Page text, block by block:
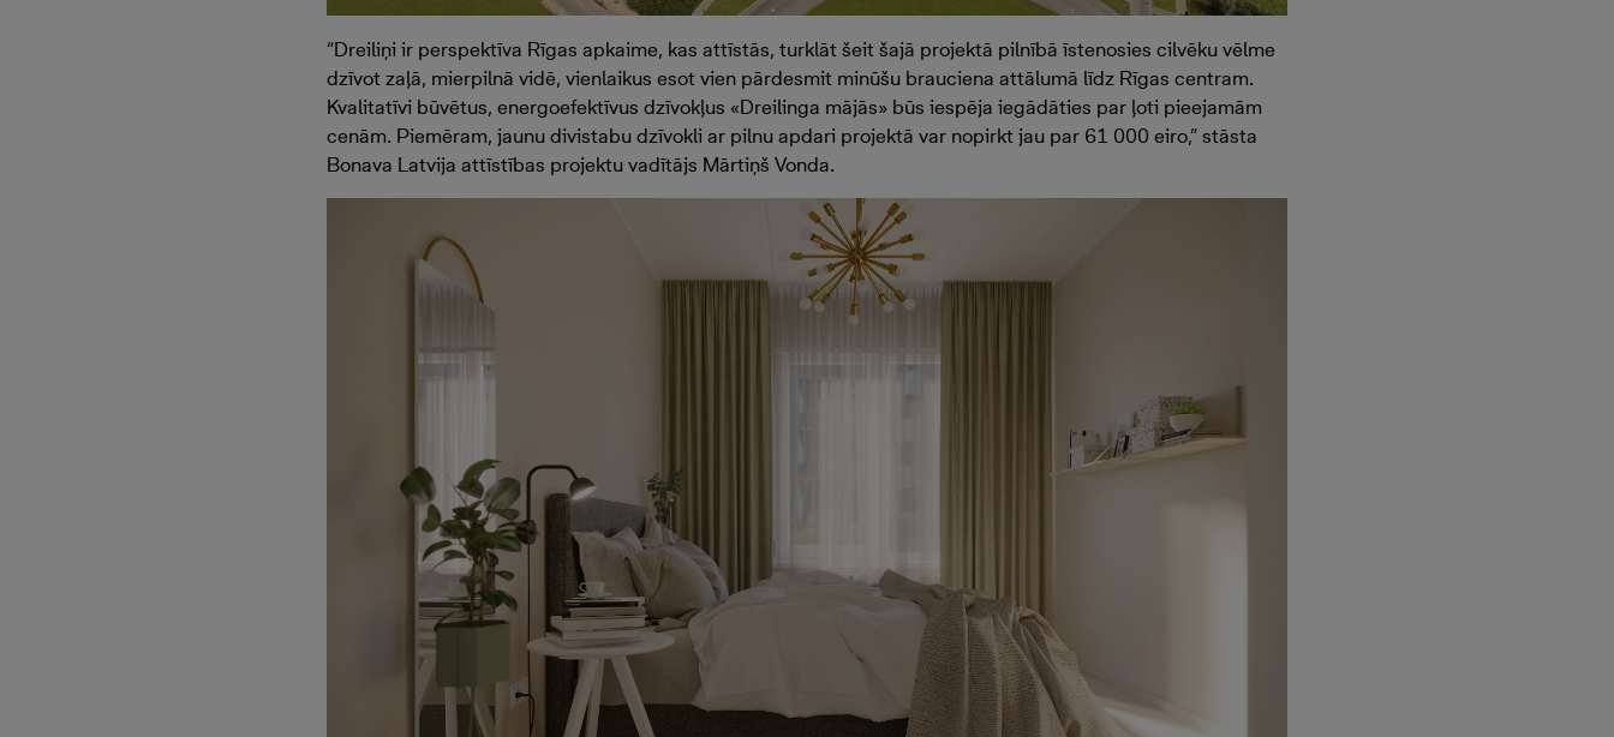
“Dreiliņi ir perspektīva Rīgas apkaime, kas attīstās, turklāt šeit šajā projektā pilnībā īstenosies cilvēku vēlme
dzīvot zaļā, mierpilnā vidē, vienlaikus esot vien pārdesmit minūšu brauciena attālumā līdz Rīgas centram.
Kvalitatīvi būvētus, energoefektīvus dzīvokļus «Dreilinga mājās» būs iespēja iegādāties par ļoti pieejamām
cenām. Piemēram, jaunu divistabu dzīvokli ar pilnu apdari projektā var nopirkt jau par 61 000 eiro,” stāsta
Bonava Latvija attīstības projektu vadītājs Mārtiņš Vonda.